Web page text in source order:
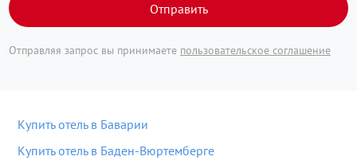
Отправить
Отправляя запрос вы принимаете пользовательское соглашение
Купить отель в Баварии
Купить отель в Баден-Вюртемберге